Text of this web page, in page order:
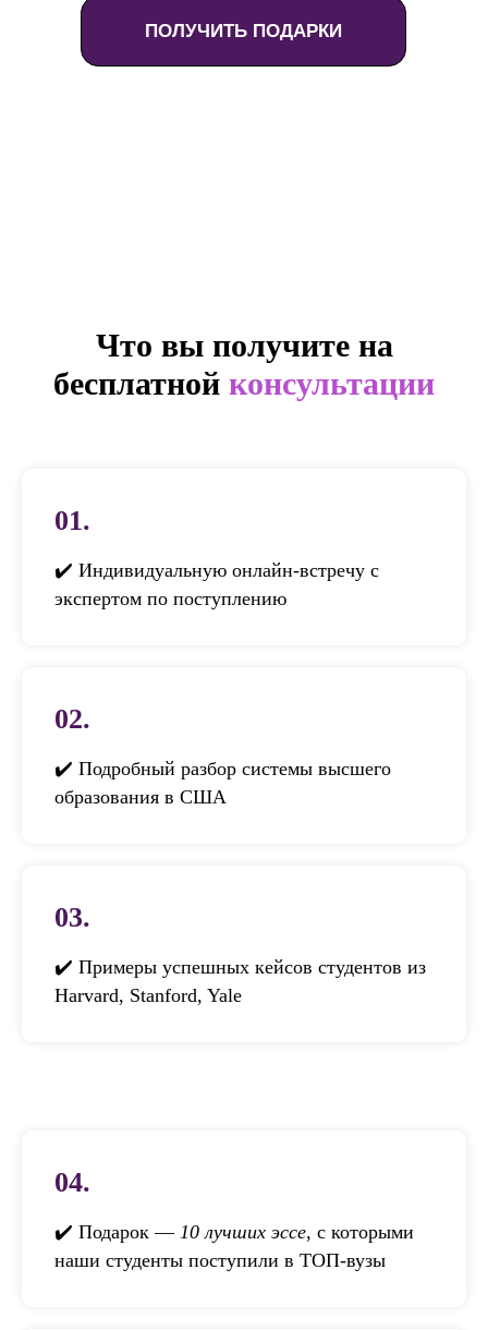
ПОЛУЧИТЬ ПОДАРКИ
Что вы получите на
бесплатной консультации
01.
✔️ Индивидуальную онлайн-встречу с
экспертом по поступлению
02.
✔️ Подробный разбор системы высшего
образования в США
03.
✔️ Примеры успешных кейсов студентов из
Harvard, Stanford, Yale
04.
✔️ Подарок — 10 лучших эссе, с которыми
наши студенты поступили в ТОП-вузы